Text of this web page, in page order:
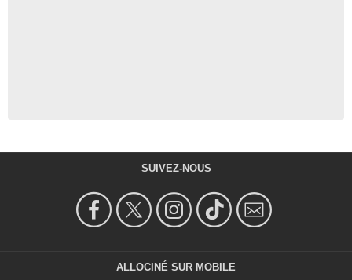
SUIVEZ-NOUS
ALLOCINÉ SUR MOBILE